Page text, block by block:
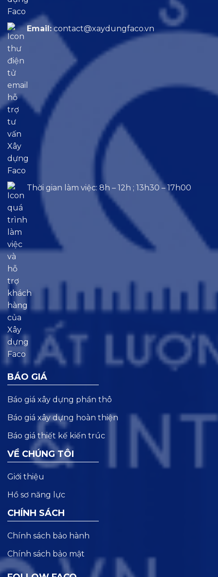
Email: contact@xaydungfaco.vn
Thời gian làm việc: 8h – 12h ; 13h30 – 17h00
BÁO GIÁ
Báo giá xây dựng phần thô
Báo giá xây dựng hoàn thiện
Báo giá thiết kế kiến trúc
VỀ CHÚNG TÔI
Giới thiệu
Hồ sơ năng lực
CHÍNH SÁCH
Chính sách bảo hành
Chính sách bảo mật